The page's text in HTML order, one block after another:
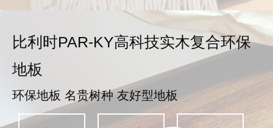
比利时PAR-KY高科技实木复合环保
地板
环保地板 名贵树种 友好型地板